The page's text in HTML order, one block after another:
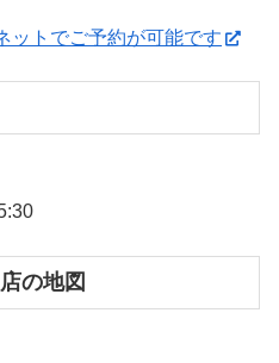
ットでご予約が可能です
の地図